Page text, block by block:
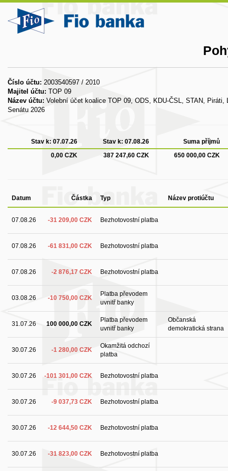
Číslo účtu: 2003540597 / 2010
Majitel účtu: TOP 09
Název účtu: Volební účet koalice TOP 09, ODS, KDU-ČSL, STAN, Piráti,
Senátu 2026
Stav k: 07.07.26 Stav k: 07.08.26
Suma příjmů
0,00 CZK
387 247,60 CZK 650 000,00 CZK
Datum Částka Typ Název protiúčtu
07.08.26 -31 209,00 CZK Bezhotovostní platba
07.08.26 -61 831,00 CZK Bezhotovostní platba
07.08.26 -2 876,17 CZK Bezhotovostní platba
03.08.26 -10 750,00 CZK
Platba převodem
uvnitř banky
31.07.26 100 000,00 CZK
Platba převodem
uvnitř banky
Občanská
demokratická strana
30.07.26 -1 280,00 CZK
Okamžitá odchozí
platba
30.07.26 -101 301,00 CZK Bezhotovostní platba
30.07.26 -9 037,73 CZK Bezhotovostní platba
30.07.26 -12 644,50 CZK Bezhotovostní platba
30.07.26 -31 823,00 CZK Bezhotovostní platba